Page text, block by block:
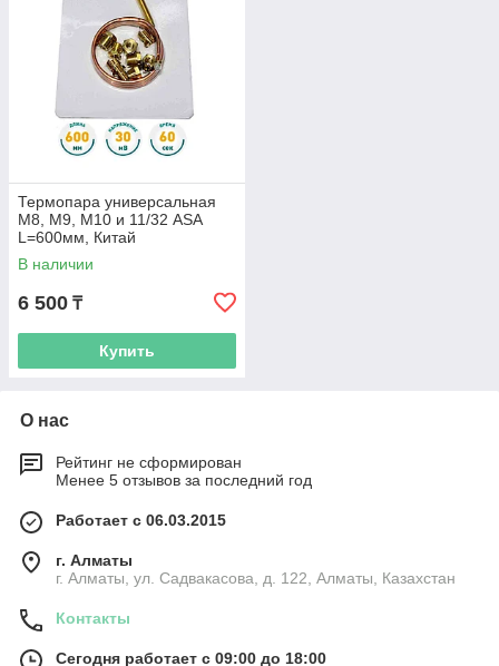
Термопара универсальная
М8, М9, М10 и 11/32 ASA
L=600мм, Китай
В наличии
6 500 ₸
Купить
О нас
Рейтинг не сформирован
Менее 5 отзывов за последний год
Работает с 06.03.2015
г. Алматы
г. Алматы, ул. Садвакасова, д. 122, Алматы, Казахстан
Контакты
Сегодня работает с 09:00 до 18:00